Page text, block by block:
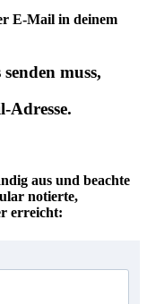
E-Mail in deinem
muss,
Adresse.
aus und beachte
notierte,
erreicht: